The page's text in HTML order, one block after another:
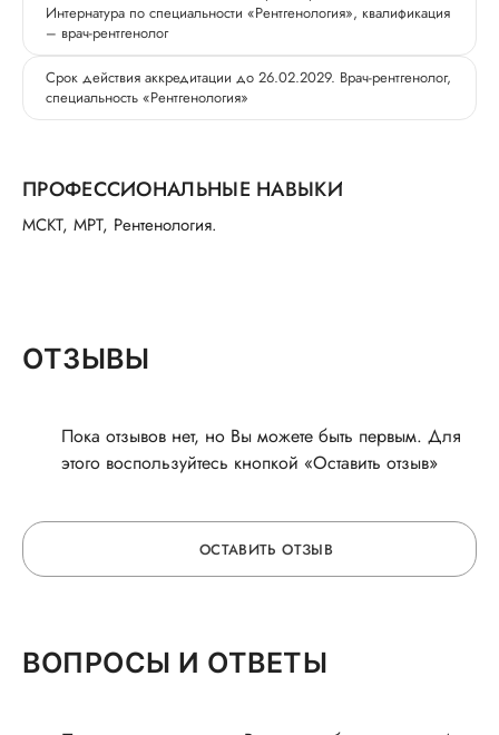
Интернатура по специальности «Рентгенология», квалификация
– врач-рентгенолог
Срок действия аккредитации до 26.02.2029. Врач-рентгенолог,
специальность «Рентгенология»
ПРОФЕССИОНАЛЬНЫЕ НАВЫКИ
МСКТ, МРТ, Рентенология.
ОТЗЫВЫ
Пока отзывов нет, но Вы можете быть первым. Для
этого воспользуйтесь кнопкой «Оставить отзыв»
ОСТАВИТЬ ОТЗЫВ
ВОПРОСЫ И ОТВЕТЫ